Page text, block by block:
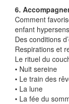
6.
Comment
enfant
Des conditions
Respirations et
Le rituel du
• Nuit sereine
• Le train des
• La lune
• La fée du